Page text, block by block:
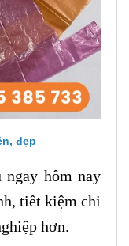
đẹp
hôm nay
tiết kiệm chi
hơn.